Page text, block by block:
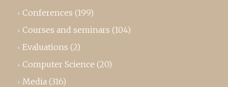
Conferences (199)
Courses and seminars (104)
Evaluations (2)
Computer Science (20)
Media (316)